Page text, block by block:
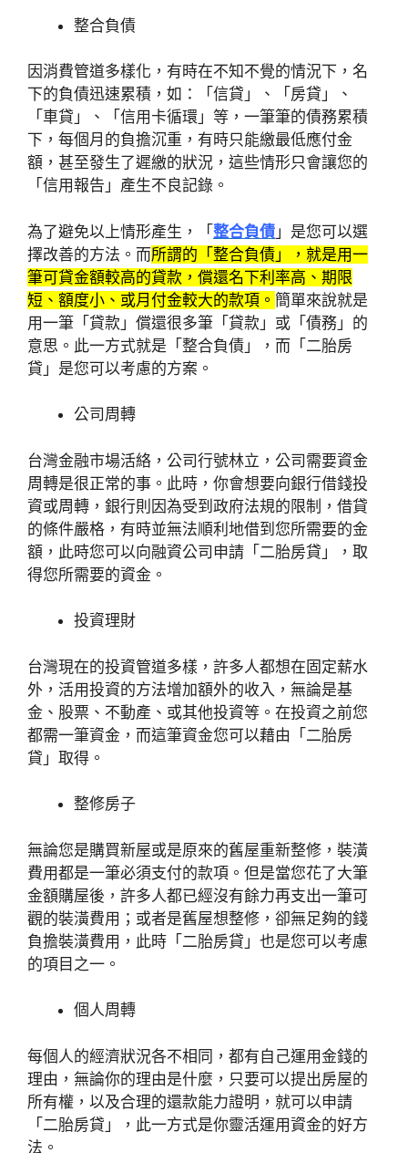
整合負債
因消費管道多樣化，有時在不知不覺的情況下，名
下的負債迅速累積，如：「信貸」、「房貸」、
「車貸」、「信用卡循環」等，一筆筆的債務累積
下，每個月的負擔沉重，有時只能繳最低應付金
額，甚至發生了遲繳的狀況，這些情形只會讓您的
「信用報告」產生不良記錄。
為了避免以上情形產生，「整合負債 」是您可以選
擇改善的方法。而所謂的「整合負債」，就是用一
筆可貸金額較高的貸款，償還名下利率高、期限
短、額度小、或月付金較大的款項。 簡單來說就是
用一筆「貸款」償還很多筆「貸款」或「債務」的
意思。此一方式就是「整合負債」，而「二胎房
貸」是您可以考慮的方案。
公司周轉
台灣金融市場活絡，公司行號林立，公司需要資金
周轉是很正常的事。此時，你會想要向銀行借錢投
資或周轉，銀行則因為受到政府法規的限制，借貸
的條件嚴格，有時並無法順利地借到您所需要的金
額，此時您可以向融資公司申請「二胎房貸」，取
得您所需要的資金。
投資理財
台灣現在的投資管道多樣，許多人都想在固定薪水
外，活用投資的方法增加額外的收入，無論是基
金、股票、不動產、或其他投資等。在投資之前您
都需一筆資金，而這筆資金您可以藉由「二胎房
貸」取得。
整修房子
無論您是購買新屋或是原來的舊屋重新整修，裝潢
費用都是一筆必須支付的款項。但是當您花了大筆
金額購屋後，許多人都已經沒有餘力再支出一筆可
觀的裝潢費用；或者是舊屋想整修，卻無足夠的錢
負擔裝潢費用，此時「二胎房貸」也是您可以考慮
的項目之一。
個人周轉
每個人的經濟狀況各不相同，都有自己運用金錢的
理由，無論你的理由是什麼，只要可以提出房屋的
所有權，以及合理的還款能力證明，就可以申請
「二胎房貸」，此一方式是你靈活運用資金的好方
法。